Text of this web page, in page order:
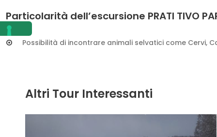
Particolarità dell’escursione PRATI TIVO
Possibilità di incontrare animali selvatici come Cervi,
Altri Tour Interessanti